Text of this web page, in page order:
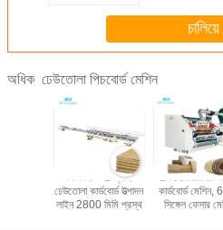
চালিয়ে
অধিক ঢেউতোলা পিচবোর্ড মেশিন
স্টিম হিটিং 2 প্লাই
ঢেউতোলা কার্ডবোর্ড উত্পাদন
লাইন 2800 মিমি প্রস্থ
1400mm
কার্ডবোর্ড মেশিন,
সিঙ্গেল ফেসার